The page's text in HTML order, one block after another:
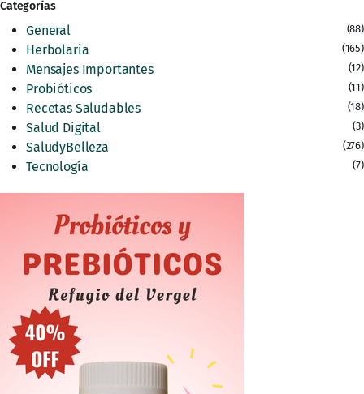
Categorías
General (88)
Herbolaria (165)
Mensajes Importantes (12)
Probióticos (11)
Recetas Saludables (18)
Salud Digital (3)
SaludyBelleza (276)
Tecnología (7)